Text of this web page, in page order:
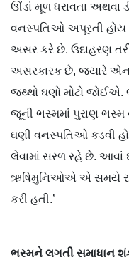
ઊંડાં મૂળ ધરાવતા અથવા
વનસ્પતિઓ અપૂરતી
અસર કરે છે. ઉદાહરણ
અસરકારક છે, જ્યારે
જથ્થો ઘણો મોટો
જૂની ભસ્મમાં પુરાણ ભસ્મ
ઘણી વનસ્પતિઓ કડવી
લેવામાં સરળ રહે છે. આવાં
ઋષિમુનિઓએ એ સમયે
કરી હતી.’
ભસ્મને લગતી સમાધાન